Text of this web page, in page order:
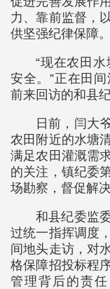
力、靠前监督，
供坚强纪律保障。
“现在农田
安全。”正在田
前来回访的和县
日前，闫大
农田附近的水塘
满足农田灌溉需
的关注，镇纪委
场勘察，督促解
和县纪委监
过统一指挥调度
间地头走访，对
格保障招投标程
管理背后的责